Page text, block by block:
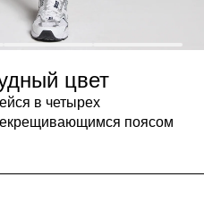
цвет
в четырех
поясом